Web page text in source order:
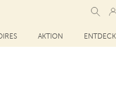
AKTION